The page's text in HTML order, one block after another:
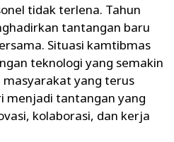
tidak terlena. Tahun
tantangan baru
Situasi kamtibmas
teknologi yang semakin
yang terus
menjadi tantangan yang
kolaborasi, dan kerja